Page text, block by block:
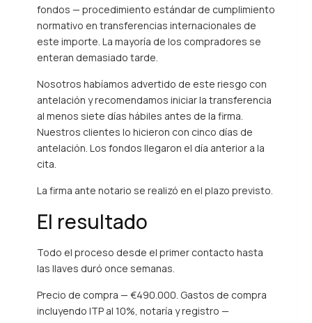
fondos — procedimiento estándar de cumplimiento
normativo en transferencias internacionales de
este importe. La mayoría de los compradores se
enteran demasiado tarde.
Nosotros habíamos advertido de este riesgo con
antelación y recomendamos iniciar la transferencia
al menos siete días hábiles antes de la firma.
Nuestros clientes lo hicieron con cinco días de
antelación. Los fondos llegaron el día anterior a la
cita.
La firma ante notario se realizó en el plazo previsto.
El resultado
Todo el proceso desde el primer contacto hasta
las llaves duró once semanas.
Precio de compra — €490.000. Gastos de compra
incluyendo ITP al 10%, notaría y registro —